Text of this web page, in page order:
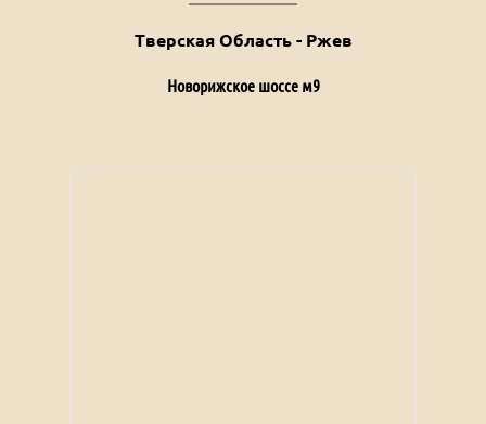
Тверская Область - Ржев
Новорижское шоссе м9